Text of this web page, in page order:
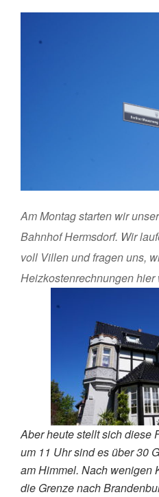
Am Montag starten wir
Bahnhof Hermsdorf. Wir
voll Villen und fragen uns,
Heizkostenrechnungen hier
Aber heute stellt sich diese
um 11 Uhr sind es über 30
am Himmel. Nach wenigen
die Grenze nach